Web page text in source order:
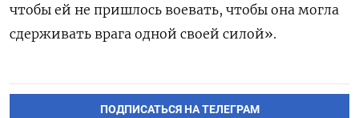
чтобы ей не пришлось воевать, чтобы она могла
сдерживать врага одной своей силой».
ПОДПИСАТЬСЯ НА ТЕЛЕГРАМ